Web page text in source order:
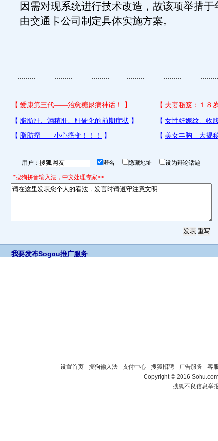
因需对现系统进行技术改造，故该项举措于
由交通卡公司制定具体实施方案。
用户： 匿名 隐藏地址 设为辩论话题
*搜狗拼音输入法，中文处理专家>>
我要发布Sogou推广服务
设置首页 - 搜狗输入法 - 支付中心 - 搜狐招聘 - 广告服务 - 客
Copyright©2016
搜狐不良信息举